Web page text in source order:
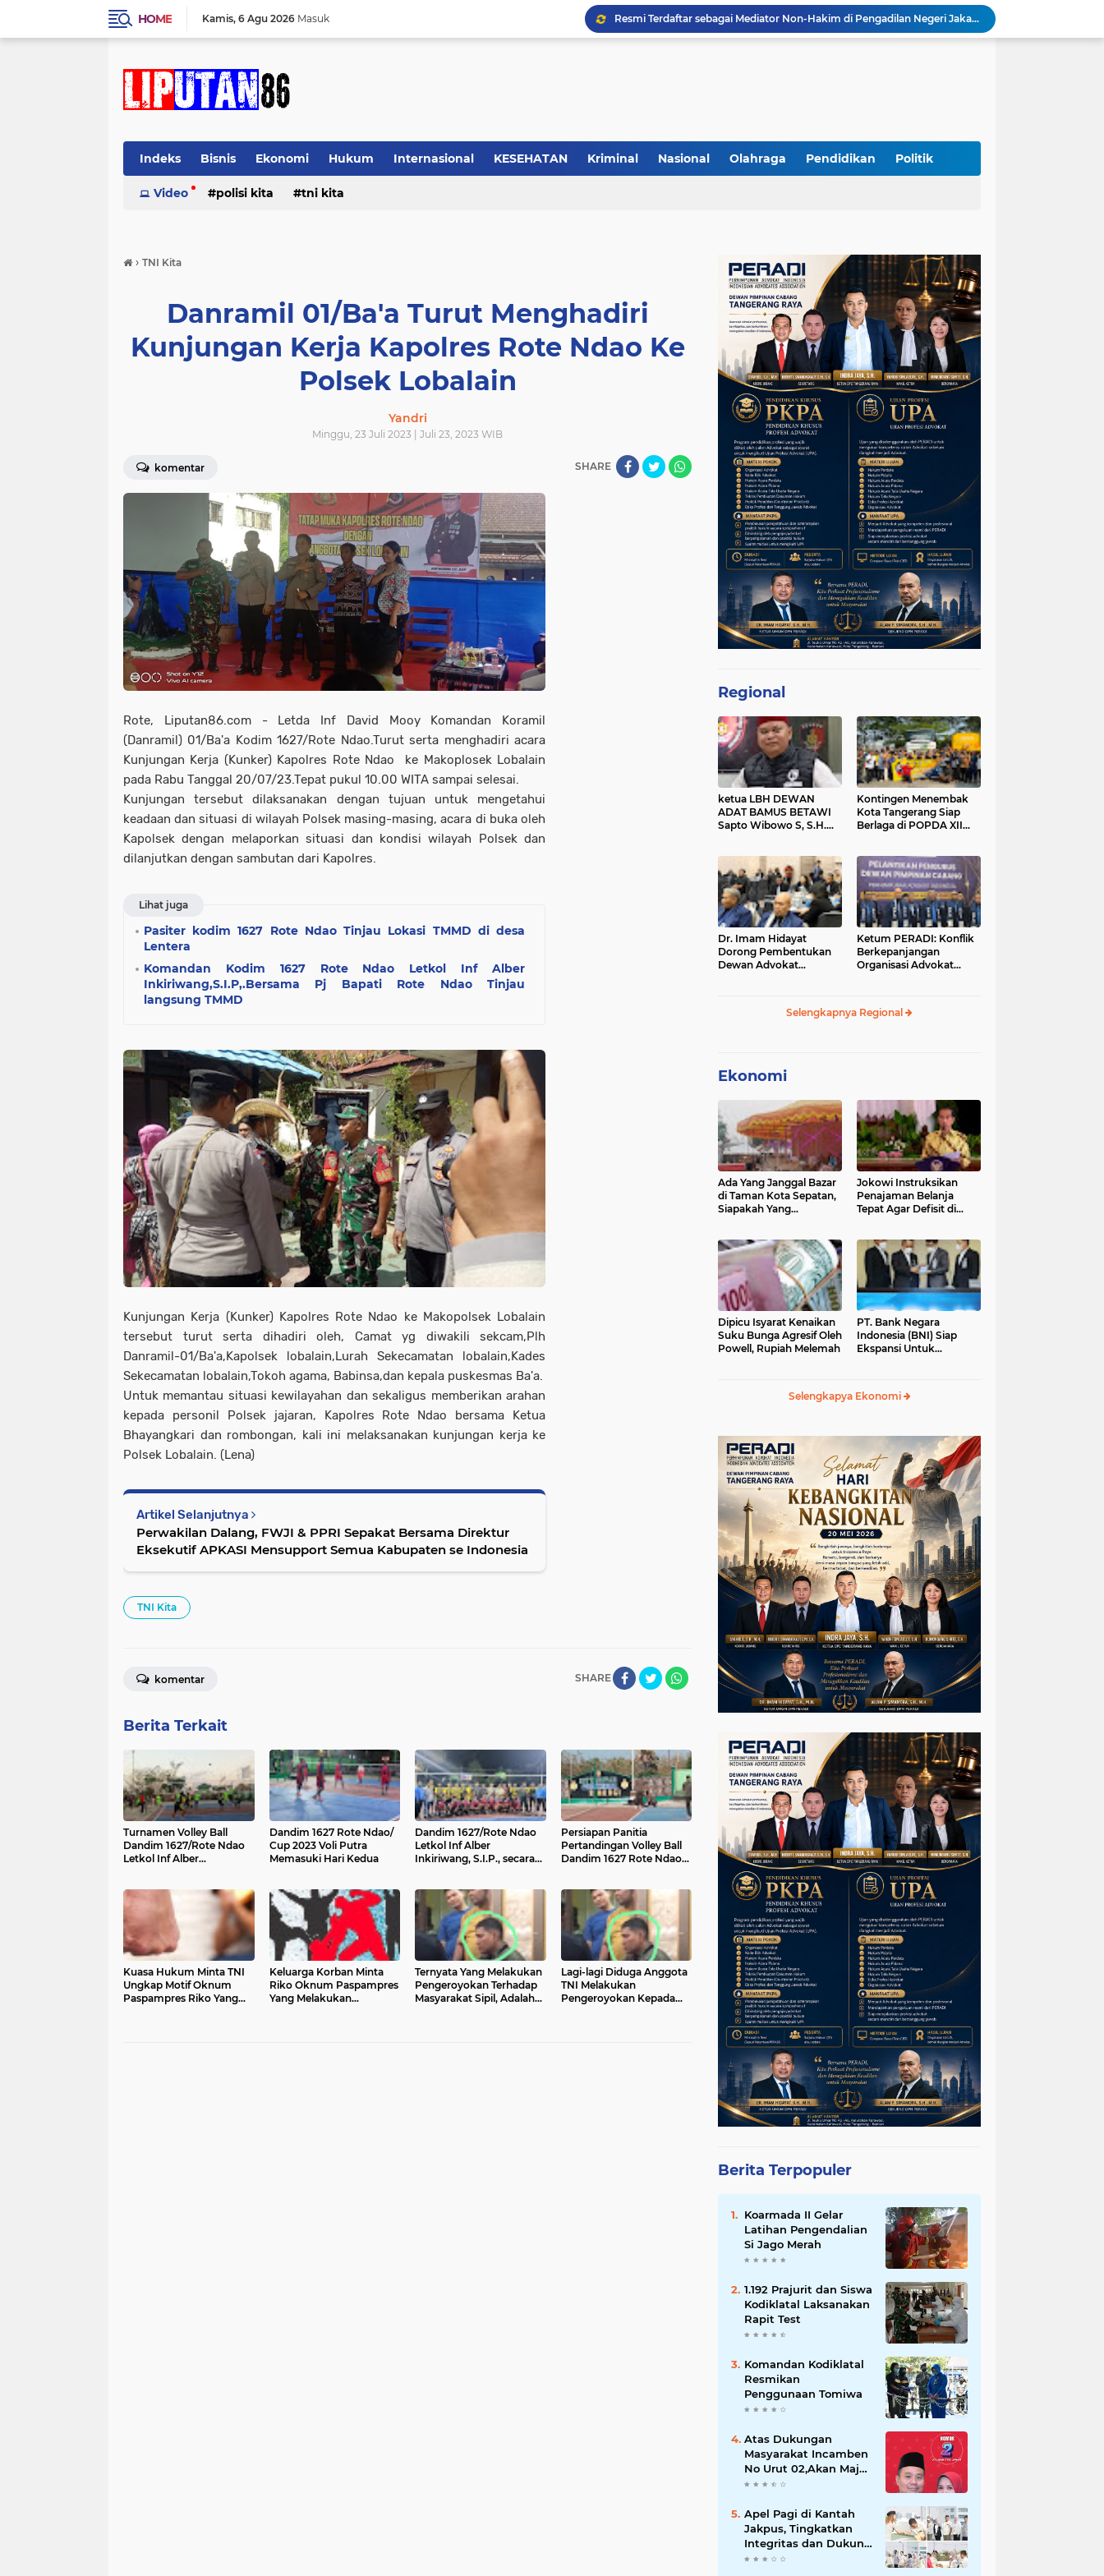
HOME Kamis 6 Agu 2026 Masuk
Resmi Terdaftar sebagai Mediator Non-Hakim di Pengadilan Negeri Jakarta Selatan, Yandri, S.H. Siap Mengedepankan Keadilan Melalui Jalur Perdamaian
Yandri SH Kawal APDESI di Gugatan PSN PIK 2, Tegaskan Komitmen pada Supremasi Hukum
ketua LBH DEWAN ADAT BAMUS BETAWI Sapto Wibowo S, S.H. Jalih Pitoeng Salah Alamat Mengenai Statement di Media
Indeks Bisnis Ekonomi Hukum Internasional KESEHATAN Kriminal Nasional Olahraga Pendidikan Politik
Video polisi kita tni kita
› TNI Kita
Danramil 01/Ba'a Turut Menghadiri
Kunjungan Kerja Kapolres Rote Ndao Ke
Polsek Lobalain
Yandri
Minggu, 23 Juli 2023 | Juli 23, 2023 WIB
komentar SHARE
Rote, Liputan86.com - Letda Inf David Mooy Komandan Koramil
(Danramil) 01/Ba'a Kodim 1627/Rote Ndao.Turut serta menghadiri acara
Kunjungan Kerja (Kunker) Kapolres Rote Ndao ke Makoplosek Lobalain
pada Rabu Tanggal 20/07/23.Tepat pukul 10.00 WITA sampai selesai.
Kunjungan tersebut dilaksanakan dengan tujuan untuk mengetahui
keadaan dan situasi di wilayah Polsek masing-masing, acara di buka oleh
Kapolsek dengan melaporkan situasi dan kondisi wilayah Polsek dan
dilanjutkan dengan sambutan dari Kapolres.
Lihat juga
Pasiter kodim 1627 Rote Ndao Tinjau Lokasi TMMD di desa
Lentera
Komandan Kodim 1627 Rote Ndao Letkol Inf Alber
Inkiriwang,S.I.P,.Bersama Pj Bapati Rote Ndao Tinjau
langsung TMMD
Kunjungan Kerja (Kunker) Kapolres Rote Ndao ke Makopolsek Lobalain
tersebut turut serta dihadiri oleh, Camat yg diwakili sekcam,Plh
Danramil-01/Ba'a,Kapolsek lobalain,Lurah Sekecamatan lobalain,Kades
Sekecamatan lobalain,Tokoh agama, Babinsa,dan kepala puskesmas Ba'a.
Untuk memantau situasi kewilayahan dan sekaligus memberikan arahan
kepada personil Polsek jajaran, Kapolres Rote Ndao bersama Ketua
Bhayangkari dan rombongan, kali ini melaksanakan kunjungan kerja ke
Polsek Lobalain. (Lena)
Artikel Selanjutnya
Perwakilan Dalang, FWJI & PPRI Sepakat Bersama Direktur
Eksekutif APKASI Mensupport Semua Kabupaten se Indonesia
TNI Kita
SHARE
komentar
Berita Terkait
Turnamen Volley Ball
Dandim 1627/Rote Ndao
Letkol Inf Alber
Dandim 1627 Rote Ndao/
Cup 2023 Voli Putra
Memasuki Hari Kedua
Dandim 1627/Rote Ndao
Letkol Inf Alber
Inkiriwang, S.I.P., secara
Dandim/Cup dalam
rangka menyambut HUT
TNI Ke - 78
Persiapan Panitia
Pertandingan Volley Ball
Dandim 1627 Rote Ndao
Kuasa Hukum Minta TNI
Ungkap Motif Oknum
Paspampres Riko Yang
Keluarga Korban Minta
Riko Oknum Paspampres
Yang Melakukan
Ternyata Yang Melakukan
Pengeroyokan Terhadap
Masyarakat Sipil, Adalah
Lagi-lagi Diduga Anggota
TNI Melakukan
Pengeroyokan Kepada
Regional
ketua LBH DEWAN
ADAT BAMUS BETAWI
Sapto Wibowo S, S.H.
Statement di Media
Kontingen Menembak
Kota Tangerang Siap
Berlaga di POPDA XII
Dr. Imam Hidayat
Dorong Pembentukan
Dewan Advokat
Ketum PERADI: Konflik
Berkepanjangan
Organisasi Advokat
Selengkapnya Regional
Ekonomi
Ada Yang Janggal Bazar
di Taman Kota Sepatan,
Siapakah Yang
Jokowi Instruksikan
Penajaman Belanja
Tepat Agar Defisit di
Dipicu Isyarat Kenaikan
Suku Bunga Agresif Oleh
Powell, Rupiah Melemah
PT. Bank Negara
Indonesia (BNI) Siap
Ekspansi Untuk
Selengkapya Ekonomi
Berita Terpopuler
Koarmada II Gelar
Latihan Pengendalian
Si Jago Merah
1.192 Prajurit dan Siswa
Kodiklatal Laksanakan
Rapit Test
Komandan Kodiklatal
Resmikan
Penggunaan Tomiwa
Atas Dukungan
Masyarakat Incamben
No Urut 02,Akan Maju
Untuk Memajukan
Apel Pagi di Kantah
Jakpus, Tingkatkan
Integritas dan Dukung
WBK